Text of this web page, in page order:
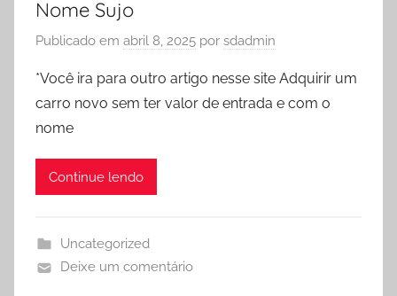
Nome Sujo
Publicado em abril 8, 2025 por sdadmin
*Você ira para outro artigo nesse site Adquirir um
carro novo sem ter valor de entrada e com o
nome
Continue lendo
Uncategorized
Deixe um comentário